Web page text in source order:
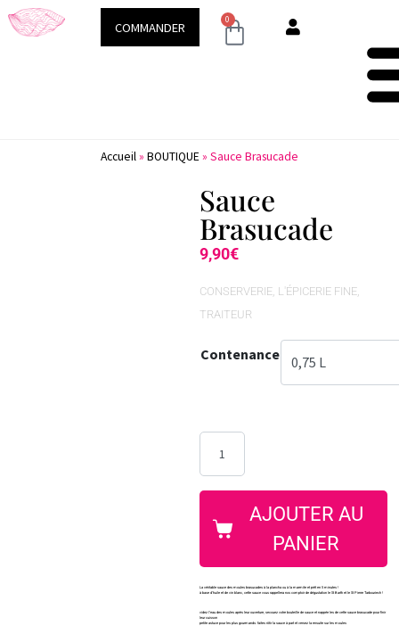
COMMANDER
0
Accueil» BOUTIQUE» Sauce Brasucade
Sauce
Brasucade
9,90€
CONSERVERIE, L'ÉPICERIE FINE,
TRAITEUR
Contenance
AJOUTER AU
PANIER
La véritable sauce des moules brasucades à la plancha ou à la marmite et prêt en 5 minutes !
à base d’huile et de vin blanc, cette sauce vous rappellera nos comptoir de dégustation le St Barth et le St Pierre Tarbouriech !
videz l’eau des moules après leur ouverture, secouez votre bouteille de sauce et nappée les de cette sauce brasucade pour finir
leur cuisson
petite astuce pour les plus gourmands: faites rôtir la sauce à part et versez la ensuite sur les moules